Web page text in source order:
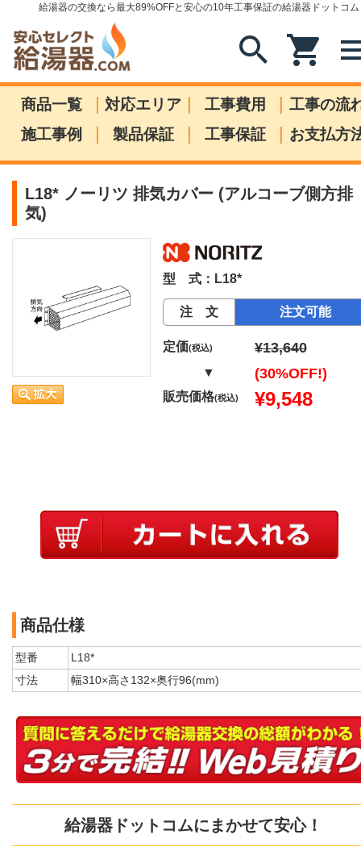
給湯器の交換なら最大89%OFFと安心の10年工事保証の給湯器ドットコム
search shopping_cart
商品一覧 | 対応エリア | 工事費用 | 工事の流
施工事例
| 製品保証 | 工事保証 | お支払方
L18* ノーリツ 排気カバー (アルコーブ側方排
気)
型 式：L18*
注 文 注文可能
定価(税込) ¥13,640
▼ (30%OFF!)
販売価格(税込) ¥9,548
商品仕様
型番
L18*
寸法
幅310×高さ132×奥行96(mm)
給湯器ドットコムにまかせて安心！